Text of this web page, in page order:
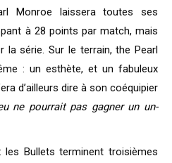
Monroe laissera toutes ses
à 28 points par match, mais
série. Sur le terrain, the Pearl
: un esthète, et un fabuleux
d’ailleurs dire à son coéquipier
ne pourrait pas gagner un un-
les Bullets terminent troisièmes